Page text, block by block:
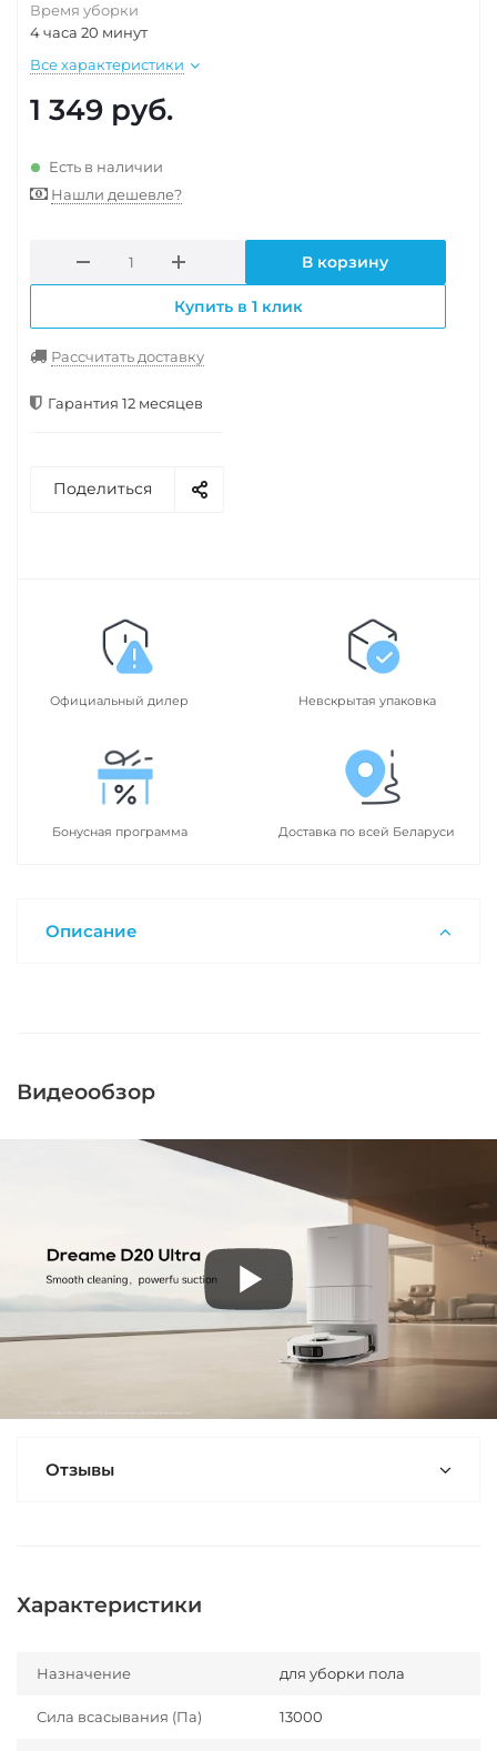
Время уборки
4 часа 20 минут
Все характеристики
1 349 руб.
Есть в наличии
Нашли дешевле?
В корзину
Купить в 1 клик
Рассчитать доставку
Гарантия 12 месяцев
Поделиться
Официальный дилер Невскрытая упаковка
Бонусная программа Доставка по всей Беларуси
Описание
Видеообзор
Отзывы
Характеристики
Назначение для уборки пола
Сила всасывания (Па) 13000